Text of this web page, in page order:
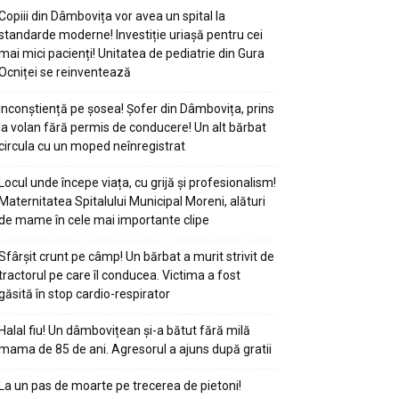
din Dâmbovița vor avea un spital la
moderne! Investiție uriașă pentru cei
mici pacienți! Unitatea de pediatrie din Gura
se reinventează
pe șosea! Șofer din Dâmbovița, prins
volan fără permis de conducere! Un alt bărbat
cu un moped neînregistrat
unde începe viața, cu grijă și profesionalism!
Spitalului Municipal Moreni, alături
mame în cele mai importante clipe
crunt pe câmp! Un bărbat a murit strivit de
pe care îl conducea. Victima a fost
în stop cardio-respirator
fiu! Un dâmbovițean și-a bătut fără milă
de 85 de ani. Agresorul a ajuns după gratii
un pas de moarte pe trecerea de pietoni!